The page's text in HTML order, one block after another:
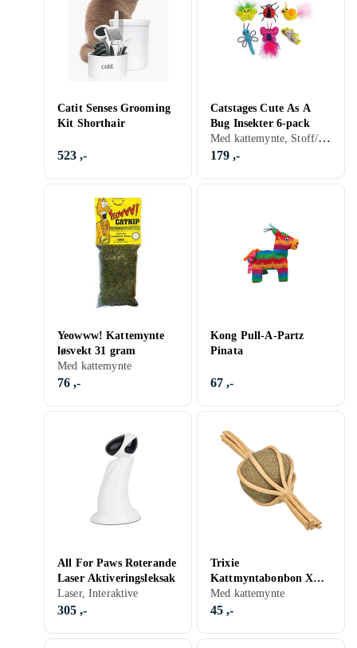
Catit Senses Grooming
Kit Shorthair
523 ,-
Catstages Cute As A
Bug Insekter 6-pack
Med kattemynte, Stoff/Tekstil
179 ,-
Yeowww! Kattemynte
løsvekt 31 gram
Med kattemynte
76 ,-
Kong Pull-A-Partz
Pinata
67 ,-
All For Paws Roterande
Laser Aktiveringsleksak
Laser, Interaktive
305 ,-
Trixie
Kattmyntabonbon XXL
1-Pack
Med kattemynte
45 ,-